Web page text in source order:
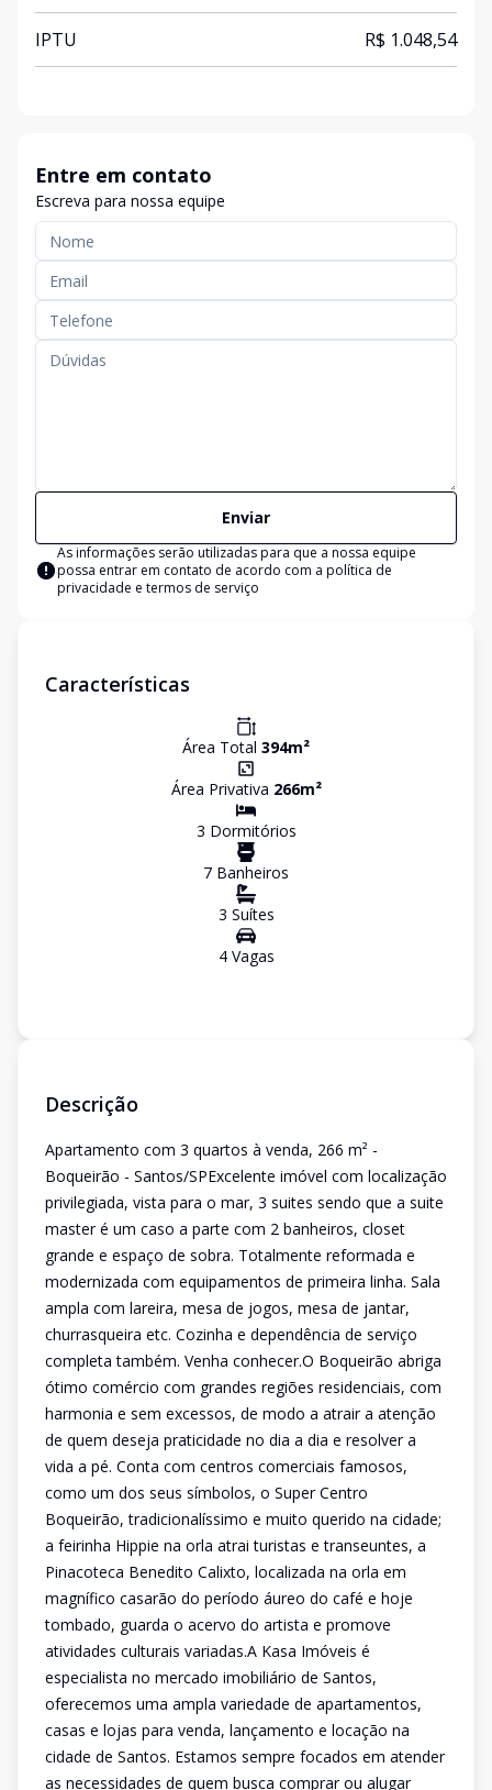
IPTU R$ 1.048,54
Entre em contato
Escreva para nossa equipe
Enviar
As informações serão utilizadas para que a nossa equipe
possa entrar em contato de acordo com a política de
privacidade e termos de serviço
Características
Área Total 394m²
Área Privativa 266m²
3 Dormitórios
7 Banheiros
3 Suítes
4Vagas
Descrição
Apartamento com 3 quartos à venda, 266 m² -
Boqueirão - Santos/SPExcelente imóvel com localização
privilegiada, vista para o mar, 3 suites sendo que a suite
master é um caso a parte com 2 banheiros, closet
grande e espaço de sobra. Totalmente reformada e
modernizada com equipamentos de primeira linha. Sala
ampla com lareira, mesa de jogos, mesa de jantar,
churrasqueira etc. Cozinha e dependência de serviço
completa também. Venha conhecer.O Boqueirão abriga
ótimo comércio com grandes regiões residenciais, com
harmonia e sem excessos, de modo a atrair a atenção
de quem deseja praticidade no dia a dia e resolver a
vida a pé. Conta com centros comerciais famosos,
como um dos seus símbolos, o Super Centro
Boqueirão, tradicionalíssimo e muito querido na cidade;
a feirinha Hippie na orla atrai turistas e transeuntes, a
Pinacoteca Benedito Calixto, localizada na orla em
magnífico casarão do período áureo do café e hoje
tombado, guarda o acervo do artista e promove
atividades culturais variadas.A Kasa Imóveis é
especialista no mercado imobiliário de Santos,
oferecemos uma ampla variedade de apartamentos,
casas e lojas para venda, lançamento e locação na
cidade de Santos. Estamos sempre focados em atender
as necessidades de quem busca comprar ou alugar